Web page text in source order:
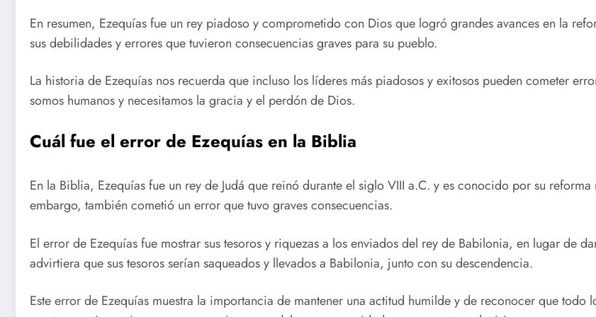
En resumen, Ezequías fue un rey piadoso y comprometido con Dios que logró grandes avances en la
sus debilidades y errores que tuvieron consecuencias graves para su pueblo.
La historia de Ezequías nos recuerda que incluso los líderes más piadosos y exitosos pueden cometer
somos humanos y necesitamos la gracia y el perdón de Dios.
Cuál fue el error de Ezequías en la Biblia
En la Biblia, Ezequías fue un rey de Judá que reinó durante el siglo VIII a.C. y es conocido por su
embargo, también cometió un error que tuvo graves consecuencias.
El error de Ezequías fue mostrar sus tesoros y riquezas a los enviados del rey de Babilonia, en lugar de
advirtiera que sus tesoros serían saqueados y llevados a Babilonia, junto con su descendencia.
Este error de Ezequías muestra la importancia de mantener una actitud humilde y de reconocer que